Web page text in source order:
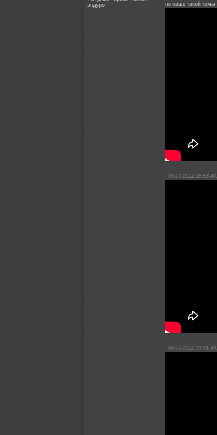
эндуро
не наше такой темы
06.09.2012 18:58:40:
06.09.2012 23:31:43: